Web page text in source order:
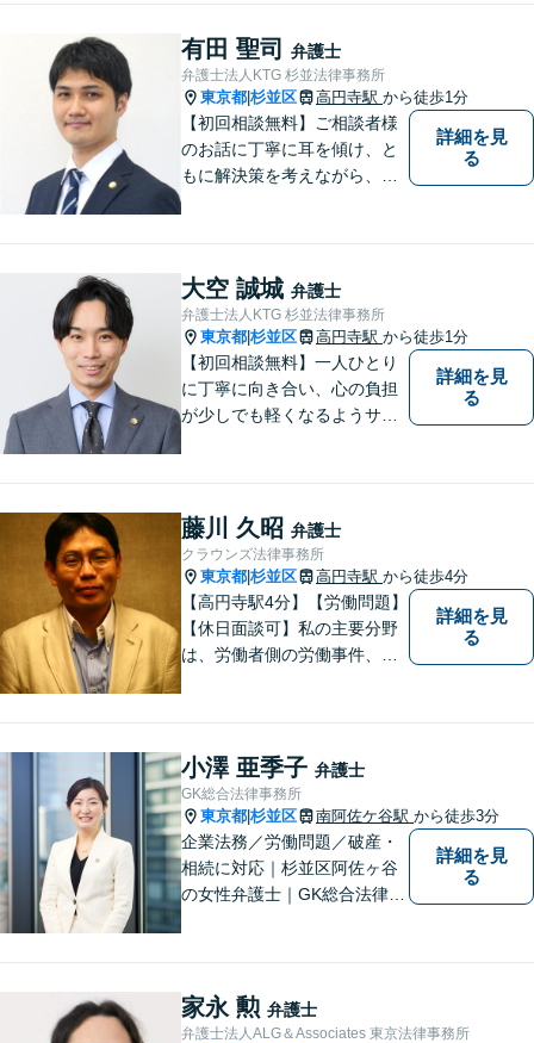
す。【夜間や休日相談も対応
可能】【メール・WEB面談
可】
有田 聖司 弁護士
弁護士法人KTG 杉並法律事務所
東京都 杉並区 高円寺駅 から徒歩1分
【初回相談無料】ご相談者様
のお話に丁寧に耳を傾け、と
もに解決策を考えながら、納
う日々精進して参ります。
【夜間や休日相談も対応可
能】【メール・WEB面談可】
詳細を見
る
大空 誠城 弁護士
弁護士法人KTG 杉並法律事務所
東京都 杉並区 高円寺駅 から徒歩1分
【初回相談無料】一人ひとり
に丁寧に向き合い、心の負担
が少しでも軽くなるようサポ
しています。【夜間や休日相
談も対応可能】【メール・WE
B面談可】
詳細を見
る
藤川 久昭 弁護士
クラウンズ法律事務所
東京都 杉並区 高円寺駅 から徒歩4分
【高円寺駅4分】【労働問題】
【休日面談可】私の主要分野
は、労働者側の労働事件、企
件を数多く担当しています。
依頼人さまにとって、最大限
の効用を得られるように頑張
っています。
詳細を見
る
小澤 亜季子 弁護士
GK総合法律事務所
東京都 杉並区 南阿佐ケ谷駅 から徒歩3分
企業法務／労働問題／破産・
相続に対応｜杉並区阿佐ヶ谷
の女性弁護士｜GK総合法律事
詳細を見
る
家永 勲 弁護士
弁護士法人ALG＆Associates 東京法律事務所